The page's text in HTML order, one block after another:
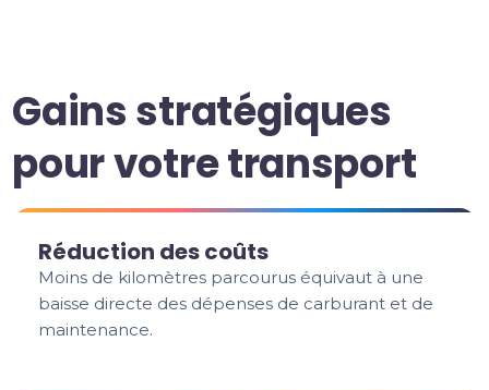
Gains stratégiques
pour votre transport
Réduction des coûts
Moins de kilomètres parcourus équivaut à une
baisse directe des dépenses de carburant et de
maintenance.